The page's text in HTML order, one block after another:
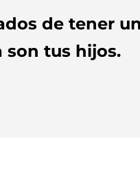
de tener
son tus hijos.